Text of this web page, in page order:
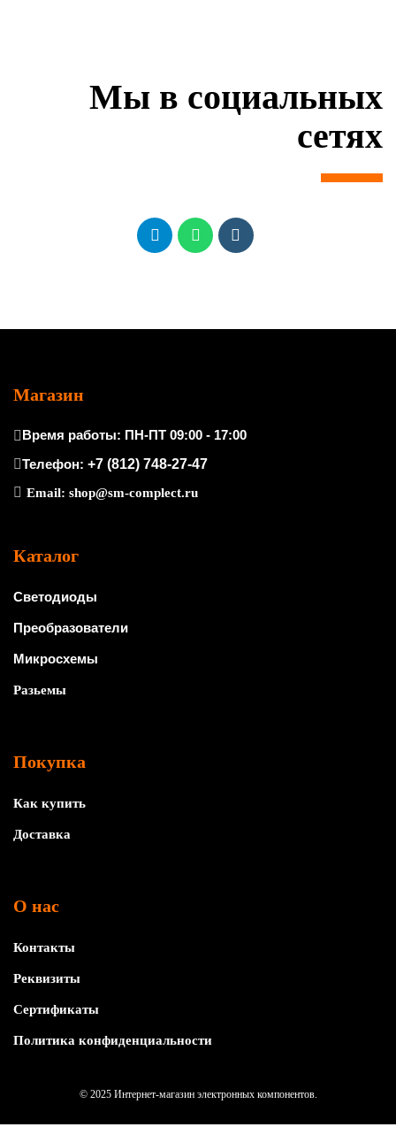
Мы в социальных
сетях
Магазин
Время работы: ПН-ПТ 09:00 - 17:00
Телефон: +7 (812) 748-27-47
Email: shop@sm-complect.ru
Каталог
Светодиоды
Преобразователи
Микросхемы
Разьемы
Покупка
Как купить
Доставка
О нас
Контакты
Реквизиты
Сертификаты
Политика конфиденциальности
© 2025 Интернет-магазин электронных компонентов.